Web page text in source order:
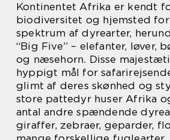
Kontinentet Afrika er kendt
biodiversitet og hjemsted
spektrum af dyrearter,
“Big Five” – elefanter, løver,
og næsehorn. Disse
hyppigt mål for
glimt af deres skønhed og
store pattedyr huser Afrika
antal andre spændende
giraffer, zebraer, geparder,